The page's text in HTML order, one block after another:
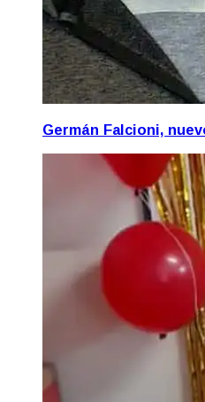
Germán Falcioni,